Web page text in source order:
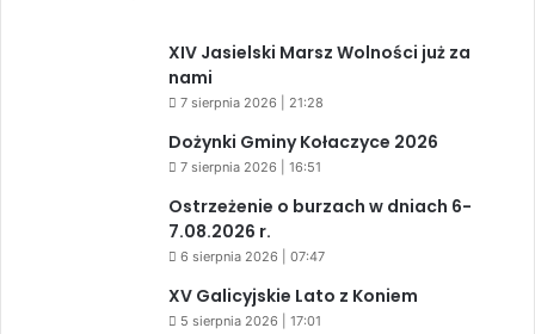
XIV Jasielski Marsz Wolności już za
nami
7 sierpnia 2026 | 21:28
Dożynki Gminy Kołaczyce 2026
7 sierpnia 2026 | 16:51
Ostrzeżenie o burzach w dniach 6-
7.08.2026 r.
6 sierpnia 2026 | 07:47
XV Galicyjskie Lato z Koniem
5 sierpnia 2026 | 17:01